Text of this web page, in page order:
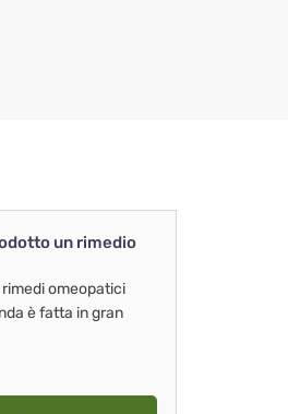
un rimedio
omeopatici
è fatta in gran